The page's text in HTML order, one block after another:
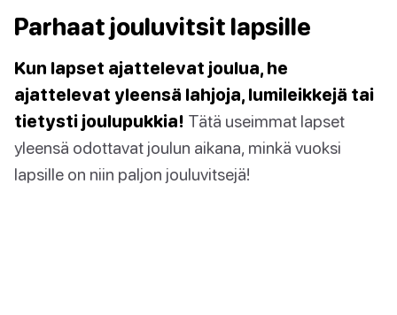
Parhaat jouluvitsit lapsille
Kun lapset ajattelevat joulua, he
ajattelevat yleensä lahjoja, lumileikkejä tai
tietysti joulupukkia! Tätä useimmat lapset
yleensä odottavat joulun aikana, minkä vuoksi
lapsille on niin paljon jouluvitsejä!